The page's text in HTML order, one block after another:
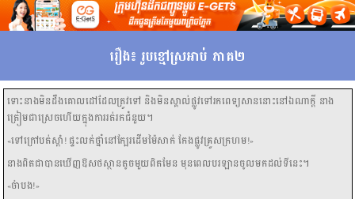
រឿង៖ រូបខ្មៅស្រអាប់ ភាគ២